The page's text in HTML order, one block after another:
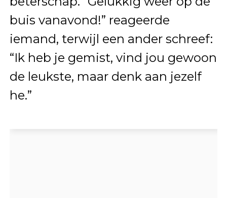
buis vanavond!” reageerde
iemand, terwijl een ander schreef:
“Ik heb je gemist, vind jou gewoon
de leukste, maar denk aan jezelf
he.”